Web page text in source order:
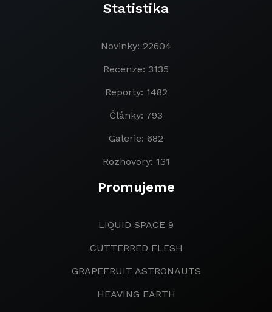
Statistika
Novinky: 22604
Recenze: 3135
Reporty: 1482
Články: 793
Galerie: 682
Rozhovory: 131
Promujeme
LIQUID SPACE 9
CUTTERRED FLESH
GRAPEFRUIT ASTRONAUTS
HEAVING EARTH